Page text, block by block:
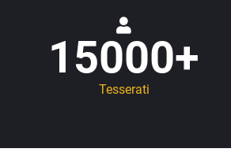
15000+
Tesserati